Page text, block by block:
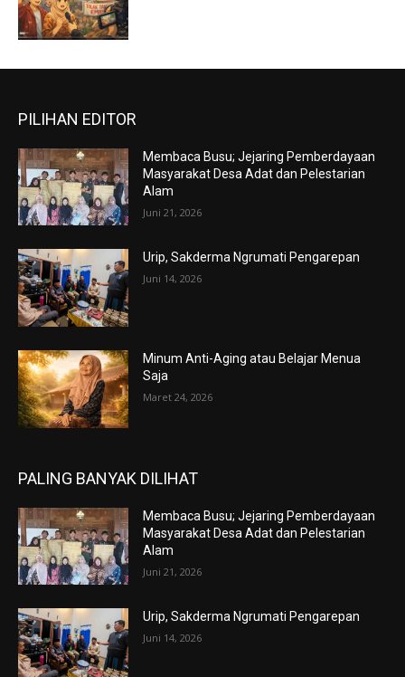
PILIHAN EDITOR
Membaca Busu; Jejaring Pemberdayaan
Masyarakat Desa Adat dan Pelestarian
Alam
Juni 21, 2026
Urip, Sakderma Ngrumati Pengarepan
Juni 14, 2026
Minum Anti-Aging atau Belajar Menua
Saja
Maret 24, 2026
PALING BANYAK DILIHAT
Membaca Busu; Jejaring Pemberdayaan
Masyarakat Desa Adat dan Pelestarian
Alam
Juni 21, 2026
Urip, Sakderma Ngrumati Pengarepan
Juni 14, 2026